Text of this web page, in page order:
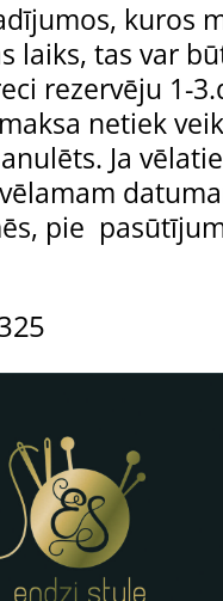
kuros
laiks, tas var
rezervēju 1-
netiek
Ja
pie